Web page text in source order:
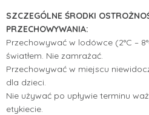
SZCZEGÓLNE ŚRODKI
PRZECHOWYWANIA:
Przechowywać w lodówce (2°C –
światłem. Nie zamrażać.
Przechowywać w miejscu
dla dzieci.
Nie używać po upływie terminu
etykiecie.